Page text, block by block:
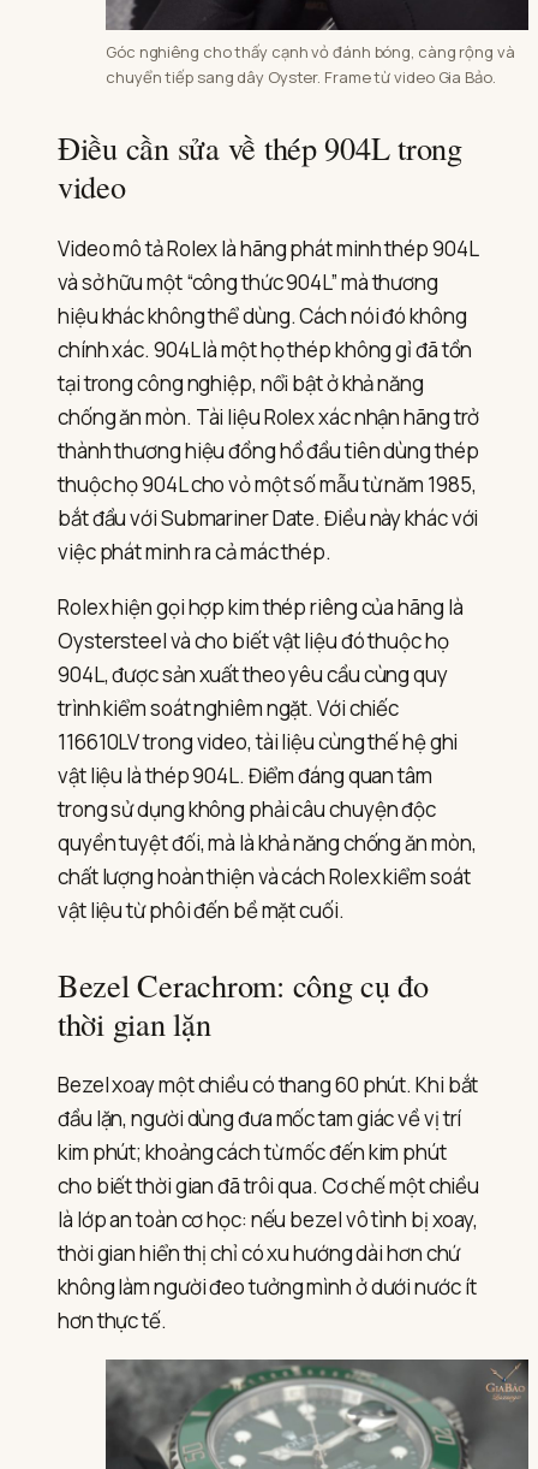
Góc nghiêng cho thấy cạnh vỏ đánh bóng, càng rộng và
chuyển tiếp sang dây Oyster. Frame từ video Gia Bảo.
Điều cần sửa về thép 904L trong
video
Video mô tả Rolex là hãng phát minh thép 904L
và sở hữu một “công thức 904L” mà thương
hiệu khác không thể dùng. Cách nói đó không
chính xác. 904L là một họ thép không gỉ đã tồn
tại trong công nghiệp, nổi bật ở khả năng
chống ăn mòn. Tài liệu Rolex xác nhận hãng trở
thành thương hiệu đồng hồ đầu tiên dùng thép
thuộc họ 904L cho vỏ một số mẫu từ năm 1985,
bắt đầu với Submariner Date. Điều này khác với
việc phát minh ra cả mác thép.
Rolex hiện gọi hợp kim thép riêng của hãng là
Oystersteel và cho biết vật liệu đó thuộc họ
904L, được sản xuất theo yêu cầu cùng quy
trình kiểm soát nghiêm ngặt. Với chiếc
116610LV trong video, tài liệu cùng thế hệ ghi
vật liệu là thép 904L. Điểm đáng quan tâm
trong sử dụng không phải câu chuyện độc
quyền tuyệt đối, mà là khả năng chống ăn mòn,
chất lượng hoàn thiện và cách Rolex kiểm soát
vật liệu từ phôi đến bề mặt cuối.
Bezel Cerachrom: công cụ đo
thời gian lặn
Bezel xoay một chiều có thang 60 phút. Khi bắt
đầu lặn, người dùng đưa mốc tam giác về vị trí
kim phút; khoảng cách từ mốc đến kim phút
cho biết thời gian đã trôi qua. Cơ chế một chiều
là lớp an toàn cơ học: nếu bezel vô tình bị xoay,
thời gian hiển thị chỉ có xu hướng dài hơn chứ
không làm người đeo tưởng mình ở dưới nước ít
hơn thực tế.